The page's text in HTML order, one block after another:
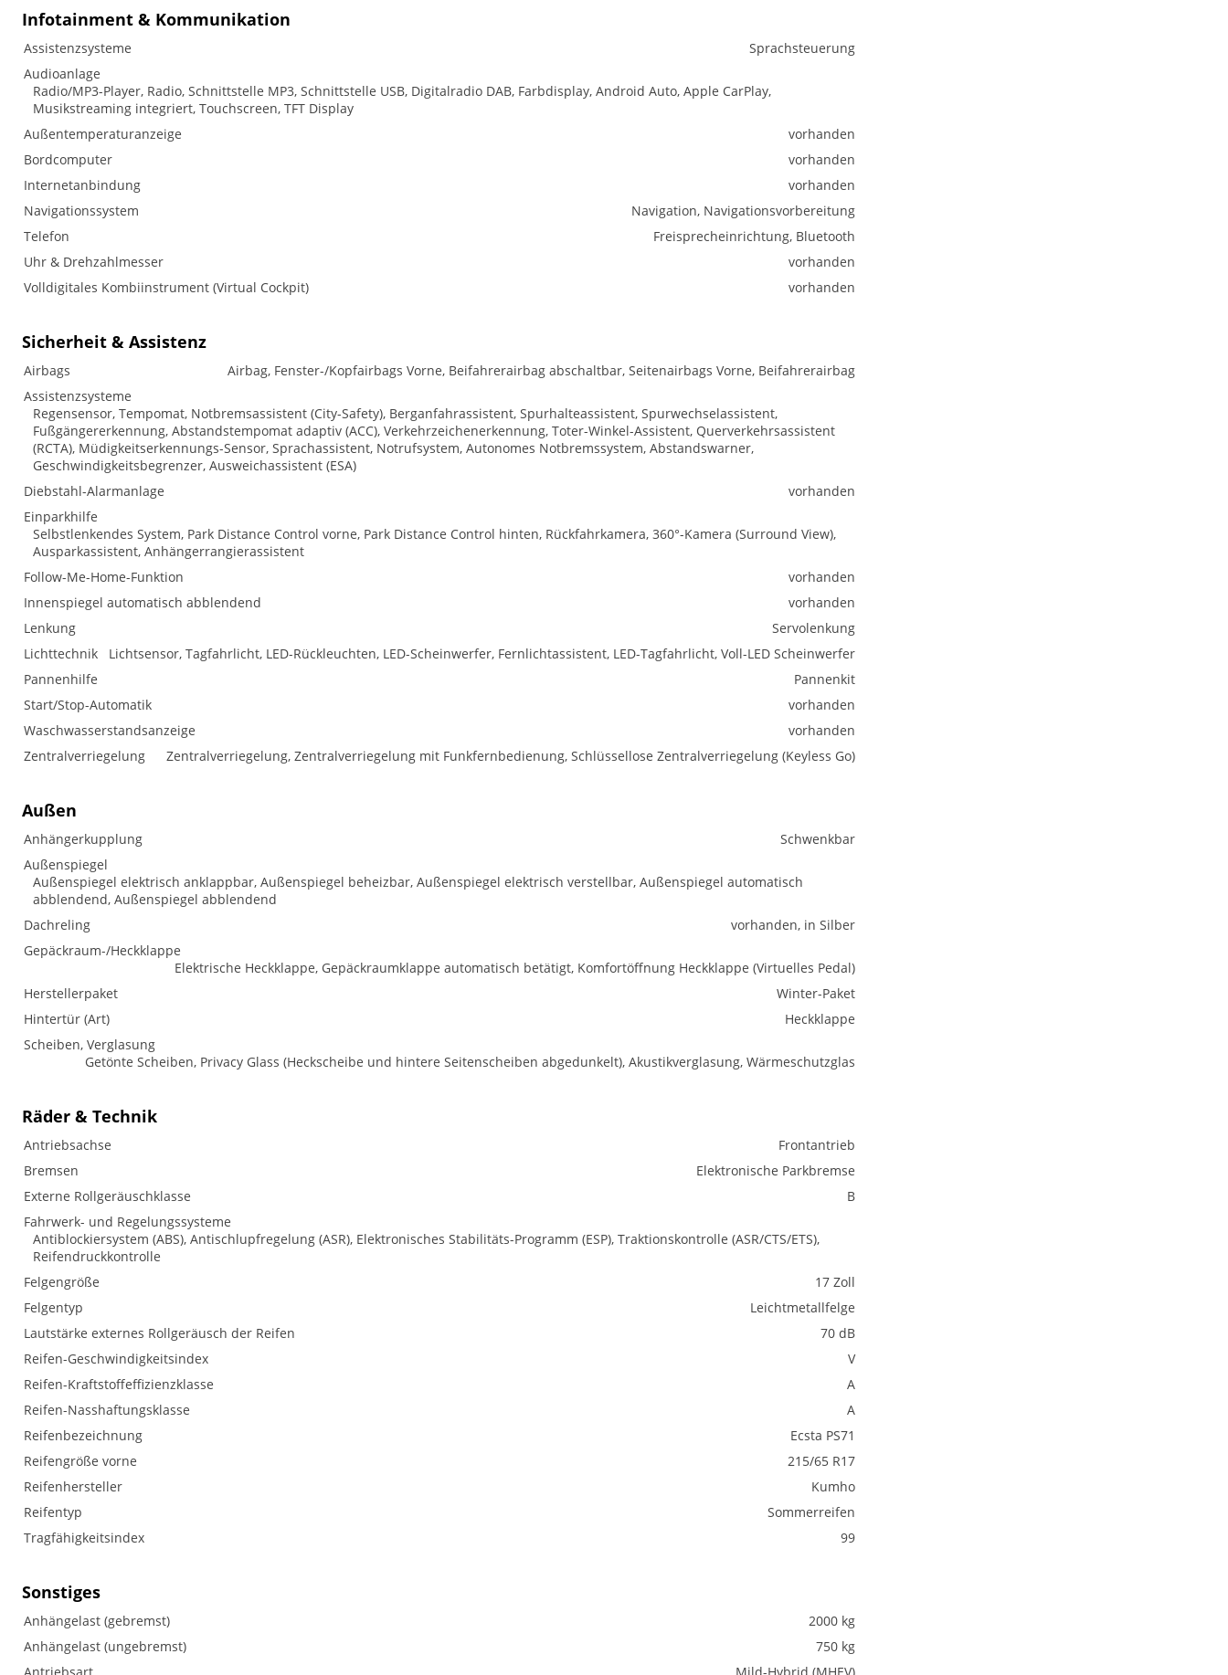
Infotainment & Kommunikation
Assistenzsysteme
Sprachsteuerung
Audioanlage
Radio/MP3-Player, Radio, Schnittstelle MP3, Schnittstelle USB, Digitalradio DAB, Farbdisplay, Android Auto, Apple CarPlay,
Musikstreaming integriert, Touchscreen, TFT Display
Außentemperaturanzeige
vorhanden
Bordcomputer
vorhanden
Internetanbindung
vorhanden
Navigationssystem
Navigation, Navigationsvorbereitung
Telefon
Freisprecheinrichtung, Bluetooth
Uhr & Drehzahlmesser
vorhanden
Volldigitales Kombiinstrument (Virtual Cockpit)
vorhanden
Sicherheit & Assistenz
Airbags
Airbag, Fenster-/Kopfairbags Vorne, Beifahrerairbag abschaltbar, Seitenairbags Vorne, Beifahrerairbag
Assistenzsysteme
Regensensor, Tempomat, Notbremsassistent (City-Safety), Berganfahrassistent, Spurhalteassistent, Spurwechselassistent,
Fußgängererkennung, Abstandstempomat adaptiv (ACC), Verkehrzeichenerkennung, Toter-Winkel-Assistent, Querverkehrsassistent
(RCTA), Müdigkeitserkennungs-Sensor, Sprachassistent, Notrufsystem, Autonomes Notbremssystem, Abstandswarner,
Geschwindigkeitsbegrenzer, Ausweichassistent (ESA)
Diebstahl-Alarmanlage
vorhanden
Einparkhilfe
Selbstlenkendes System, Park Distance Control vorne, Park Distance Control hinten, Rückfahrkamera, 360°-Kamera (Surround View),
Ausparkassistent, Anhängerrangierassistent
Follow-Me-Home-Funktion
vorhanden
Innenspiegel automatisch abblendend
vorhanden
Lenkung
Servolenkung
Lichttechnik
Lichtsensor, Tagfahrlicht, LED-Rückleuchten, LED-Scheinwerfer, Fernlichtassistent, LED-Tagfahrlicht, Voll-LED Scheinwerfer
Pannenhilfe
Pannenkit
Start/Stop-Automatik
vorhanden
Waschwasserstandsanzeige
vorhanden
Zentralverriegelung
Zentralverriegelung, Zentralverriegelung mit Funkfernbedienung, Schlüssellose Zentralverriegelung (Keyless Go)
Außen
Anhängerkupplung
Schwenkbar
Außenspiegel
Außenspiegel elektrisch anklappbar, Außenspiegel beheizbar, Außenspiegel elektrisch verstellbar, Außenspiegel automatisch
abblendend, Außenspiegel abblendend
Dachreling
vorhanden, in Silber
Gepäckraum-/Heckklappe
Elektrische Heckklappe, Gepäckraumklappe automatisch betätigt, Komfortöffnung Heckklappe (Virtuelles Pedal)
Herstellerpaket
Winter-Paket
Hintertür (Art)
Heckklappe
Scheiben, Verglasung
Getönte Scheiben, Privacy Glass (Heckscheibe und hintere Seitenscheiben abgedunkelt), Akustikverglasung, Wärmeschutzglas
Räder & Technik
Antriebsachse
Frontantrieb
Bremsen
Elektronische Parkbremse
Externe Rollgeräuschklasse
B
Fahrwerk- und Regelungssysteme
Antiblockiersystem (ABS), Antischlupfregelung (ASR), Elektronisches Stabilitäts-Programm (ESP), Traktionskontrolle (ASR/CTS/ETS),
Reifendruckkontrolle
Felgengröße
17 Zoll
Felgentyp
Leichtmetallfelge
Lautstärke externes Rollgeräusch der Reifen
70 dB
Reifen-Geschwindigkeitsindex
V
Reifen-Kraftstoffeffizienzklasse
A
Reifen-Nasshaftungsklasse
A
Reifenbezeichnung
Ecsta PS71
Reifengröße vorne
215/65 R17
Reifenhersteller
Kumho
Reifentyp
Sommerreifen
Tragfähigkeitsindex
99
Sonstiges
Anhängelast (gebremst)
2000 kg
Anhängelast (ungebremst)
750 kg